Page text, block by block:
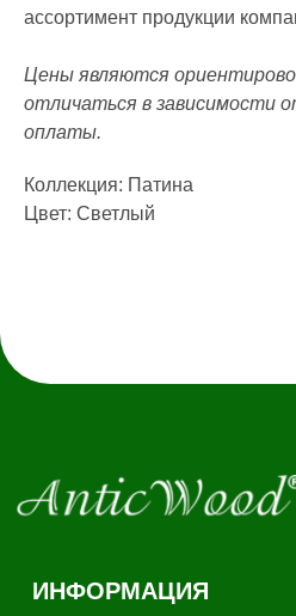
ассортимент продукции
Цены являются
отличаться в зависимости
оплаты.
Коллекция: Патина
Цвет: Светлый
КАТАЛОГ
Стать дилером
Французская елка45°
Итальянская ёлка 60°
Английская елка 90°
деревня Хлюпино, Заводская
улица, 1А
Канал Rutube